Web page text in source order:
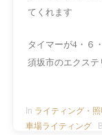
てくれます
タイマーが4・６
須坂市のエクステ
In ライティング・照
車場ライティング